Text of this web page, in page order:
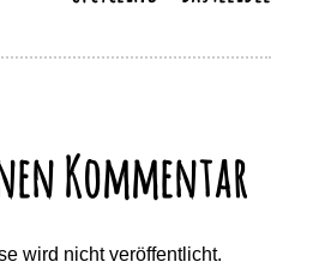
Kommentar
wird nicht veröffentlicht.